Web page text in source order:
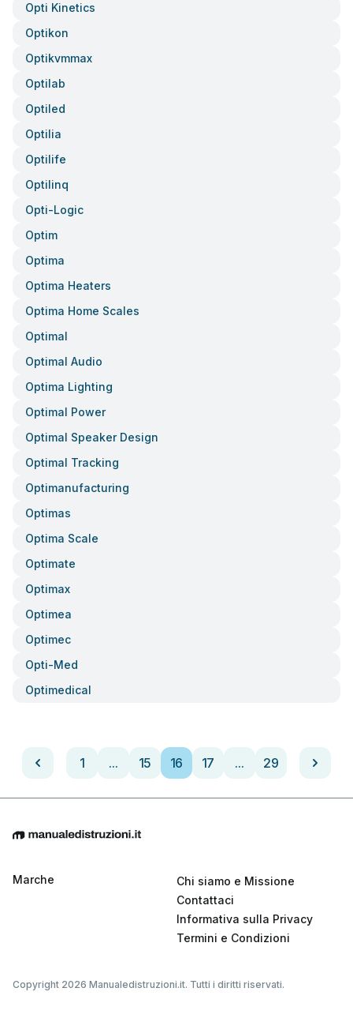
Opti Kinetics
Optikon
Optikvmmax
Optilab
Optiled
Optilia
Optilife
Optilinq
Opti-Logic
Optim
Optima
Optima Heaters
Optima Home Scales
Optimal
Optimal Audio
Optima Lighting
Optimal Power
Optimal Speaker Design
Optimal Tracking
Optimanufacturing
Optimas
Optima Scale
Optimate
Optimax
Optimea
Optimec
Opti-Med
Optimedical
1 ... 15 16 17 ... 29
Marche
Chi siamo e Missione
Contattaci
Informativa sulla Privacy
Termini e Condizioni
Copyright 2026 Manualedistruzioni.it. Tutti i diritti riservati.